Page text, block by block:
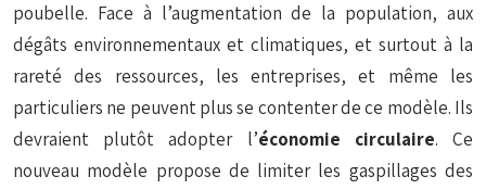
poubelle. Face à l’augmentation de la population, aux
dégâts environnementaux et climatiques, et surtout à la
rareté des ressources, les entreprises, et même les
particuliers ne peuvent plus se contenter de ce modèle. Ils
devraient plutôt adopter l’économie circulaire. Ce
nouveau modèle propose de limiter les gaspillages des